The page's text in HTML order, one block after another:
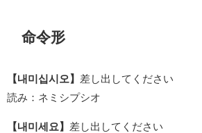
命令形
【내미십시오】 差し出してください
読み：ネミシプシオ
【내미세요】 差し出してください